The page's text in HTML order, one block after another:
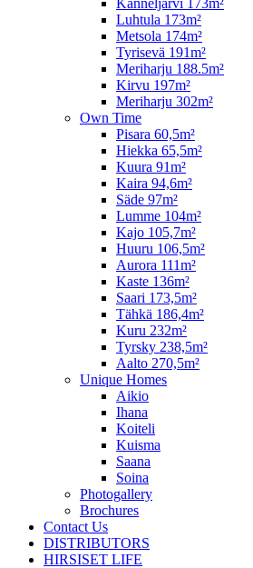
Kanneljärvi 173m²
Luhtula 173m²
Metsola 174m²
Tyrisevä 191m²
Meriharju 188.5m²
Kirvu 197m²
Meriharju 302m²
Own Time
Pisara 60,5m²
Hiekka 65,5m²
Kuura 91m²
Kaira 94,6m²
Säde 97m²
Lumme 104m²
Kajo 105,7m²
Huuru 106,5m²
Aurora 111m²
Kaste 136m²
Saari 173,5m²
Tähkä 186,4m²
Kuru 232m²
Tyrsky 238,5m²
Aalto 270,5m²
Unique Homes
Aikio
Ihana
Koiteli
Kuisma
Saana
Soina
Photogallery
Brochures
Contact Us
DISTRIBUTORS
HIRSISET LIFE